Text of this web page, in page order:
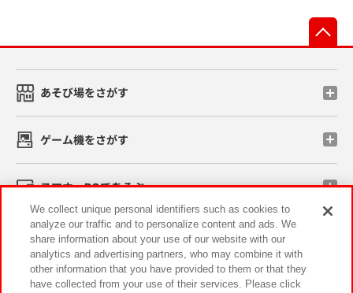
あそび場をさがす
ゲーム機をさがす
スマホ・PCであそぶ
イベント・キャンペーン
We collect unique personal identifiers such as cookies to
analyze our traffic and to personalize content and ads. We
share information about your use of our website with our
analytics and advertising partners, who may combine it with
other information that you have provided to them or that they
have collected from your use of their services. Please click